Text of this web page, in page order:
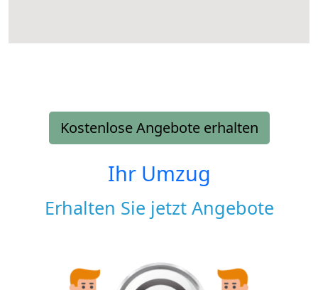
Kostenlose Angebote erhalten
Ihr Umzug
Erhalten Sie jetzt Angebote